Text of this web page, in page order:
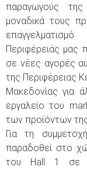
παραγωγούς
μοναδικά τους
Περιφέρειάς μας
σε νέες αγορές
της Περιφέρειας
Μακεδονίας για
εργαλείο του
των προϊόντων
Για τη
παραδοθεί στο
του Hall 1 σε